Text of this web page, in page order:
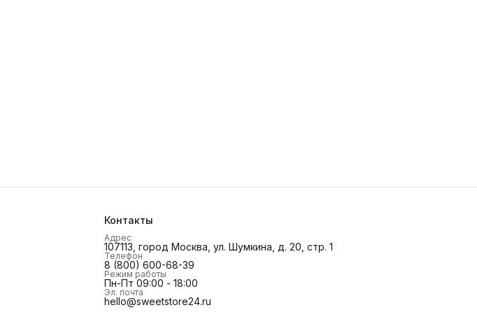
Контакты
Адрес
107113, город Москва, ул. Шумкина, д. 20, стр. 1
Телефон
8 (800) 600-68-39
Режим работы
Пн-Пт 09:00 - 18:00
Эл. почта
hello@sweetstore24.ru